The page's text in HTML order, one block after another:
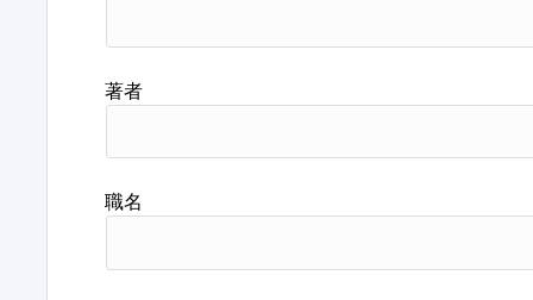
著者
職名